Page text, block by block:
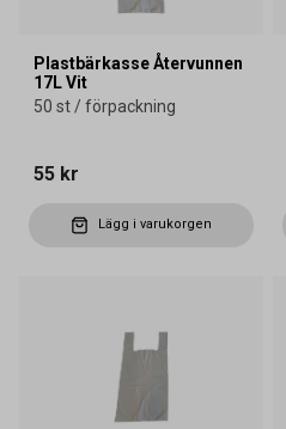
Plastbärkasse Återvunnen
17L Vit
50 st / förpackning
55 kr
Lägg i varukorgen